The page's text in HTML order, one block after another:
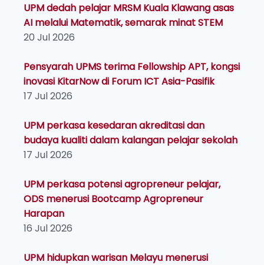
UPM dedah pelajar MRSM Kuala Klawang asas
AI melalui Matematik, semarak minat STEM
20 Jul 2026
Pensyarah UPMS terima Fellowship APT, kongsi
inovasi KitarNow di Forum ICT Asia-Pasifik
17 Jul 2026
UPM perkasa kesedaran akreditasi dan
budaya kualiti dalam kalangan pelajar sekolah
17 Jul 2026
UPM perkasa potensi agropreneur pelajar,
ODS menerusi Bootcamp Agropreneur
Harapan
16 Jul 2026
UPM hidupkan warisan Melayu menerusi